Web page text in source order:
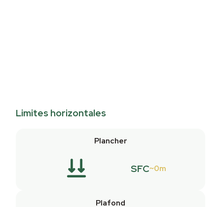
Limites horizontales
Plancher
SFC 0m
Plafond